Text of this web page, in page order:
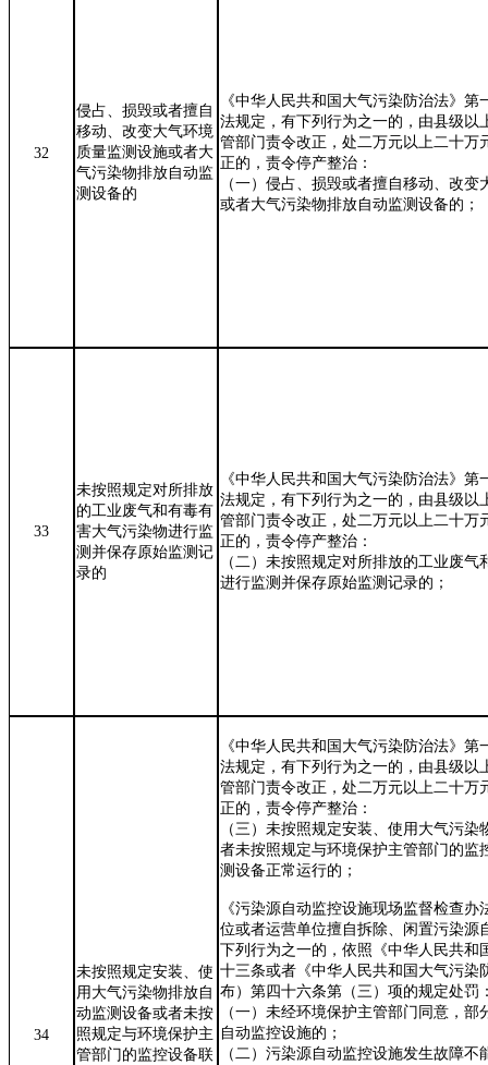
32
侵占、损毁或者擅自
移动、改变大气环境
质量监测设施或者大
气污染物排放自动监
测设备的
《中华人民共和国大气污染防治法》
法规定，有下列行为之一的，由县级以
管部门责令改正，处二万元以上二十万
正的，责令停产整治：
（一）侵占、损毁或者擅自移动、改
或者大气污染物排放自动监测设备的；
33
未按照规定对所排放
的工业废气和有毒有
害大气污染物进行监
测并保存原始监测记
录的
《中华人民共和国大气污染防治法》
法规定，有下列行为之一的，由县级以
管部门责令改正，处二万元以上二十万
正的，责令停产整治：
（二）未按照规定对所排放的工业废
进行监测并保存原始监测记录的；
34
未按照规定安装、使
用大气污染物排放自
动监测设备或者未按
照规定与环境保护主
管部门的监控设备联
《中华人民共和国大气污染防治法》
法规定，有下列行为之一的，由县级以
管部门责令改正，处二万元以上二十万
正的，责令停产整治：
（三）未按照规定安装、使用大气污
者未按照规定与环境保护主管部门的监
测设备正常运行的；
《污染源自动监控设施现场监督检查
位或者运营单位擅自拆除、闲置污染源
下列行为之一的，依照《中华人民共和
十三条或者《中华人民共和国大气污染
布）第四十六条第（三）项的规定处罚
（一）未经环境保护主管部门同意，
自动监控设施的；
（二）污染源自动监控设施发生故障